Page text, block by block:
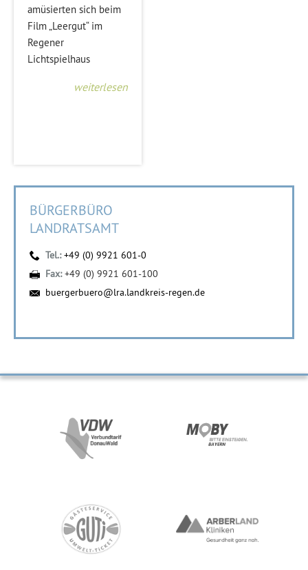
amüsierten sich beim
Film „Leergut“ im
Regener
Lichtspielhaus
weiterlesen
BÜRGERBÜRO
LANDRATSAMT
Tel.:+49 (0) 9921 601-0
Fax:+49 (0) 9921 601-100
buergerbuero@lra.landkreis-regen.de